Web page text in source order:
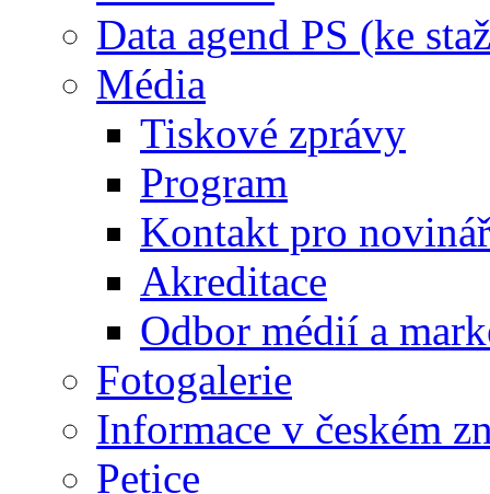
Data agend PS (ke
Média
Tiskové zprávy
Program
Kontakt pro
Akreditace
Odbor médií a
Fotogalerie
Informace v českém
Petice